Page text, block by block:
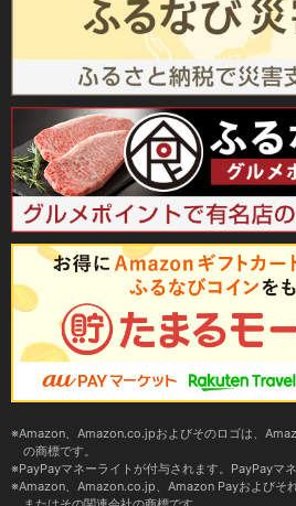
Amazon、Amazon.co.jpおよびそのロゴは、
の商標です。
PayPayマネーライトが付与されます。PayPayマ
Amazon、Amazon.co.jp、Amazon Payおよびそ